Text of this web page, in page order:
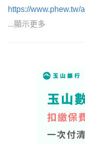
https://www.phew.tw/
371/2021053111371
...顯示更多